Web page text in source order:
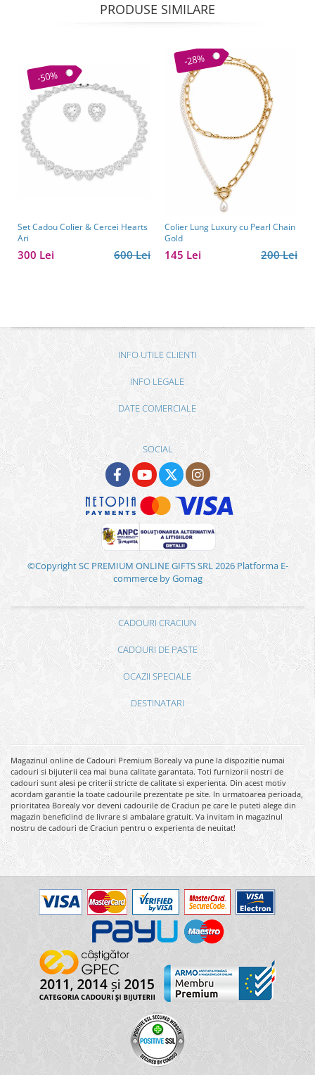
PRODUSE SIMILARE
-50%
Set Cadou Colier & Cercei Hearts
Ari
600 Lei
300 Lei
-28%
Colier Lung Luxury cu Pearl Chain
Gold
200 Lei
145 Lei
INFO UTILE CLIENTI
INFO LEGALE
DATE COMERCIALE
SOCIAL
©Copyright SC PREMIUM ONLINE GIFTS SRL 2026 Platforma E-
commerce by Gomag
CADOURI CRACIUN
CADOURI DE PASTE
OCAZII SPECIALE
DESTINATARI
Magazinul online de Cadouri Premium Borealy va pune la dispozitie numai
cadouri si bijuterii cea mai buna calitate garantata. Toti furnizorii nostri de
cadouri sunt alesi pe criterii stricte de calitate si experienta. Din acest motiv
acordam garantie la toate cadourile prezentate pe site. In urmatoarea perioada,
prioritatea Borealy vor deveni cadourile de Craciun pe care le puteti alege din
magazin beneficiind de livrare si ambalare gratuit. Va invitam in magazinul
nostru de cadouri de Craciun pentru o experienta de neuitat!